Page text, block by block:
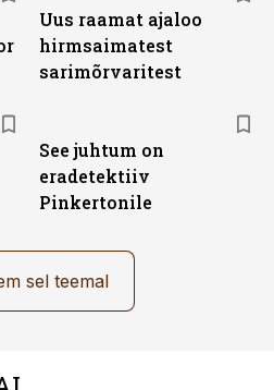
Uus raamat ajaloo
hirmsaimatest
sarimõrvaritest
See juhtum on
eradetektiiv
Pinkertonile
sel teemal